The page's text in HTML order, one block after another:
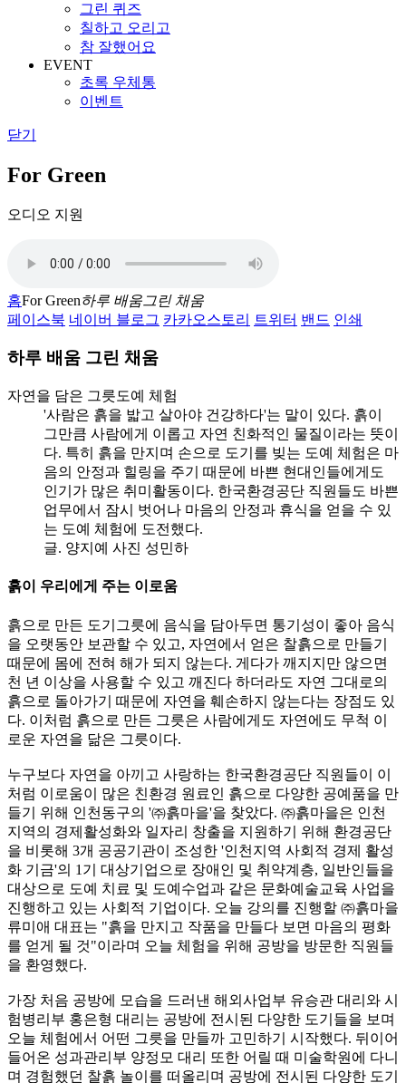
그린 퀴즈
칠하고 오리고
참 잘했어요
EVENT
초록 우체통
이벤트
닫기
For Green
오디오 지원
홈For Green하루 배움그린 채움
페이스북 네이버 블로그 카카오스토리 트위터 밴드 인쇄
하루 배움 그린 채움
자연을 담은 그릇도예 체험
'사람은 흙을 밟고 살아야 건강하다'는 말이 있다. 흙이
그만큼 사람에게 이롭고 자연 친화적인 물질이라는 뜻이
다. 특히 흙을 만지며 손으로 도기를 빚는 도예 체험은 마
음의 안정과 힐링을 주기 때문에 바쁜 현대인들에게도
인기가 많은 취미활동이다. 한국환경공단 직원들도 바쁜
업무에서 잠시 벗어나 마음의 안정과 휴식을 얻을 수 있
는 도예 체험에 도전했다.
글. 양지예 사진 성민하
흙이 우리에게 주는 이로움
흙으로 만든 도기그릇에 음식을 담아두면 통기성이 좋아 음식
을 오랫동안 보관할 수 있고, 자연에서 얻은 찰흙으로 만들기
때문에 몸에 전혀 해가 되지 않는다. 게다가 깨지지만 않으면
천 년 이상을 사용할 수 있고 깨진다 하더라도 자연 그대로의
흙으로 돌아가기 때문에 자연을 훼손하지 않는다는 장점도 있
다. 이처럼 흙으로 만든 그릇은 사람에게도 자연에도 무척 이
로운 자연을 닮은 그릇이다.
누구보다 자연을 아끼고 사랑하는 한국환경공단 직원들이 이
처럼 이로움이 많은 친환경 원료인 흙으로 다양한 공예품을 만
들기 위해 인천동구의 '㈜흙마을'을 찾았다. ㈜흙마을은 인천
지역의 경제활성화와 일자리 창출을 지원하기 위해 환경공단
을 비롯해 3개 공공기관이 조성한 '인천지역 사회적 경제 활성
화 기금'의 1기 대상기업으로 장애인 및 취약계층, 일반인들을
대상으로 도예 치료 및 도예수업과 같은 문화예술교육 사업을
진행하고 있는 사회적 기업이다. 오늘 강의를 진행할 ㈜흙마을
류미애 대표는 "흙을 만지고 작품을 만들다 보면 마음의 평화
를 얻게 될 것"이라며 오늘 체험을 위해 공방을 방문한 직원들
을 환영했다.
가장 처음 공방에 모습을 드러낸 해외사업부 유승관 대리와 시
험병리부 홍은형 대리는 공방에 전시된 다양한 도기들을 보며
오늘 체험에서 어떤 그릇을 만들까 고민하기 시작했다. 뒤이어
들어온 성과관리부 양정모 대리 또한 어릴 때 미술학원에 다니
며 경험했던 찰흙 놀이를 떠올리며 공방에 전시된 다양한 도기